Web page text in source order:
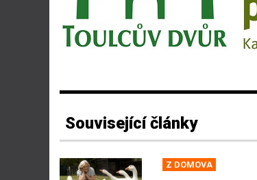
Související články
Z DOMOVA